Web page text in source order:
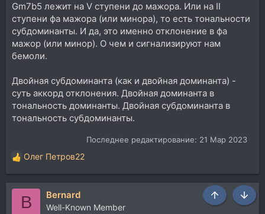
Gm7b5 лежит на V ступени до мажора. Или на II
ступени фа мажора (или минора), то есть тональности
субдоминанты. И да, это именно отклонение в фа
мажор (или минор). О чем и сигнализируют нам
бемоли.
Двойная субдоминанта (как и двойная доминанта) -
суть аккорд отклонения. Двойная доминанта в
тональность доминанты. Двойная субдоминанта в
тональность субдоминанты.
Последнее редактирование: 21 Мар 2023
Р
е
а
Олег Петров22
B Bernard
Well-Known Member
Сверху Снизу